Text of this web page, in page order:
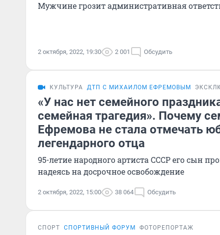
Мужчине грозит административная
2 октября, 2022, 19:30 2 001 Обсудить
КУЛЬТУРА ДТП С МИХАИЛОМ ЕФРЕМОВЫМ
«У нас нет семейного
семейная трагедия». Почему
Ефремова не стала отмечать
легендарного отца
95-летие народного артиста СССР его сын
надеясь на досрочное освобождение
2 октября, 2022, 15:00 38 064 Обсудить
СПОРТ СПОРТИВНЫЙ ФОРУМ ФОТОРЕПОРТАЖ